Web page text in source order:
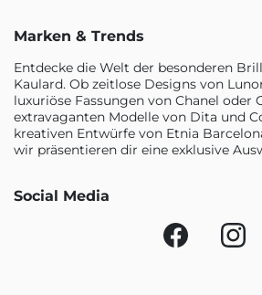
Marken & Trends
Entdecke die Welt der besonderen
Kaulard. Ob zeitlose Designs von
luxuriöse Fassungen von Chanel oder
extravaganten Modelle von Dita und
kreativen Entwürfe von Etnia
wir präsentieren dir eine exklusive
Social Media